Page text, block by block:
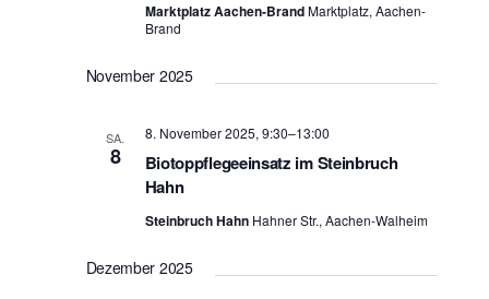
Marktplatz Aachen-BrandMarktplatz, Aachen-
Brand
November 2025
SA.
8
Biotoppflegeeinsatz im Steinbruch
Hahn
8. November 2025, 9:30–13:00
Steinbruch Hahn Hahner Str., Aachen-Walheim
Dezember 2025